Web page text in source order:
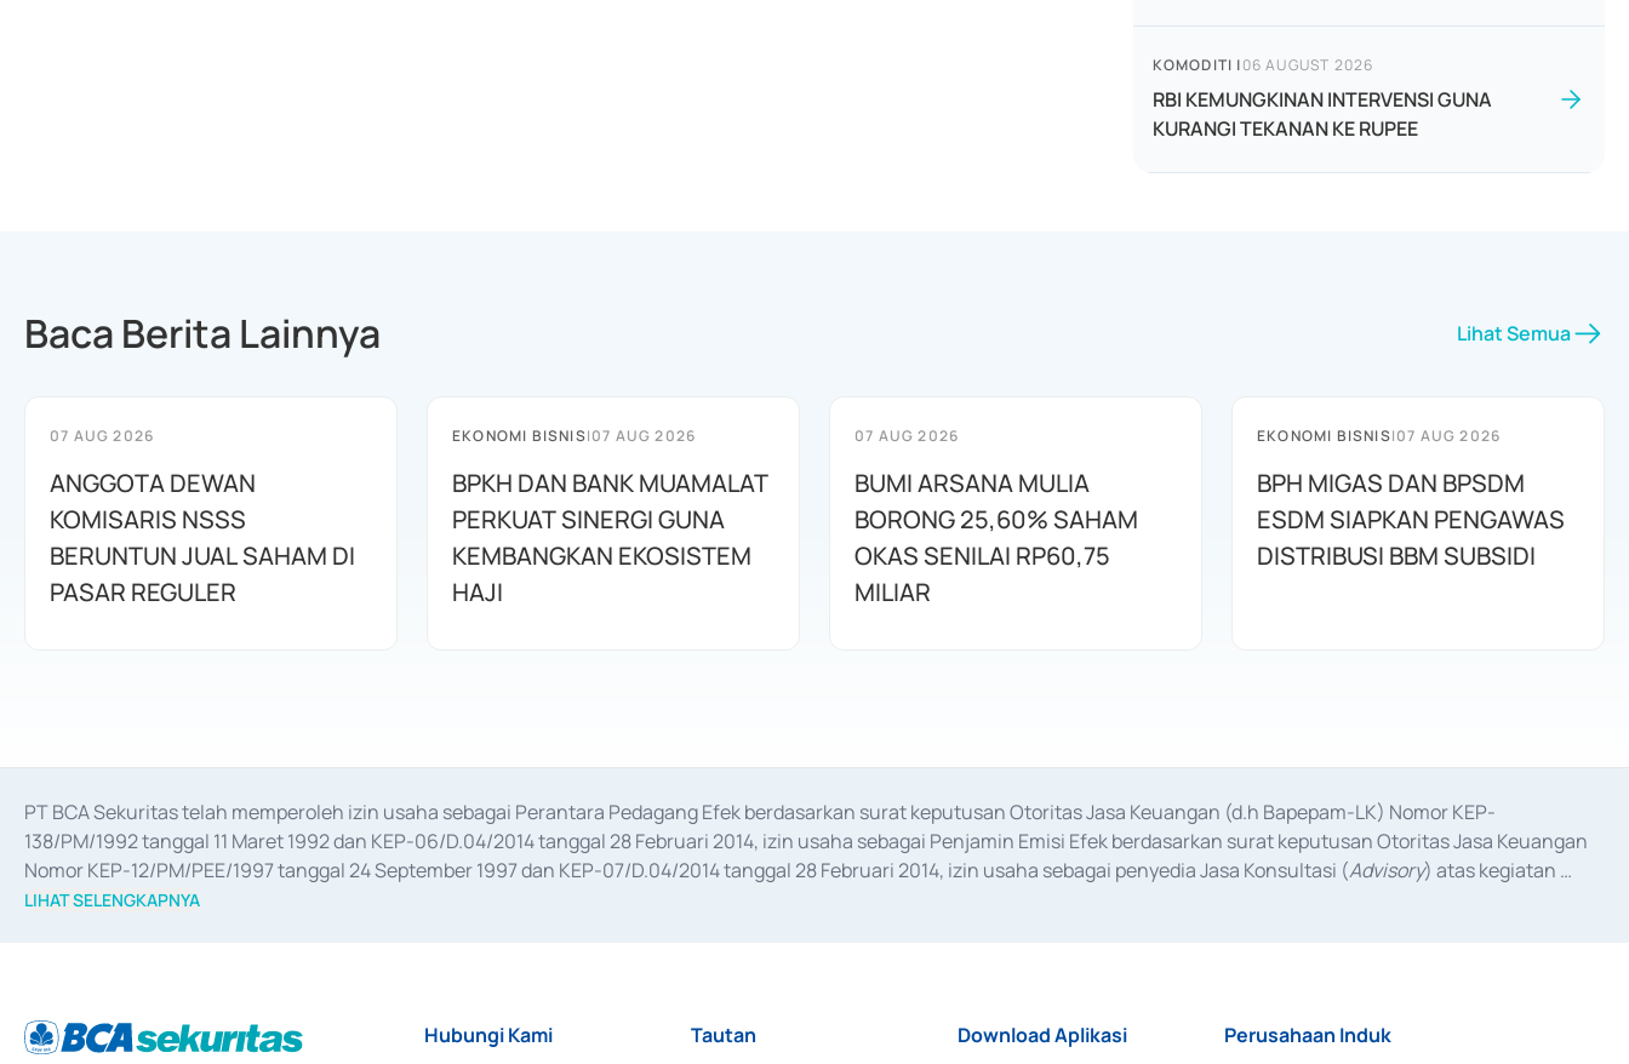
KOMODITI |06 AUGUST 2026
RBI KEMUNGKINAN INTERVENSI GUNA
KURANGI TEKANAN KE RUPEE
Baca Berita Lainnya Lihat Semua
07 AUG 2026
ANGGOTA DEWAN
KOMISARIS NSSS
BERUNTUN JUAL SAHAM DI
PASAR REGULER
EKONOMI BISNIS|07 AUG 2026
BPKH DAN BANK MUAMALAT
PERKUAT SINERGI GUNA
KEMBANGKAN EKOSISTEM
HAJI
07 AUG 2026
BUMI ARSANA MULIA
BORONG 25,60% SAHAM
OKAS SENILAI RP60,75
MILIAR
EKONOMI BISNIS|07 AUG 2026
BPH MIGAS DAN BPSDM
ESDM SIAPKAN PENGAWAS
DISTRIBUSI BBM SUBSIDI
PT BCA Sekuritas telah memperoleh izin usaha sebagai Perantara Pedagang Efek berdasarkan surat keputusan Otoritas Jasa Keuangan (d.h Bapepam-LK) Nomor KEP-
138/PM/1992 tanggal 11 Maret 1992 dan KEP-06/D.04/2014 tanggal 28 Februari 2014, izin usaha sebagai Penjamin Emisi Efek berdasarkan surat keputusan Otoritas Jasa Keuangan
Nomor KEP-12/PM/PEE/1997 tanggal 24 September 1997 dan KEP-07/D.04/2014 tanggal 28 Februari 2014, izin usaha sebagai penyedia Jasa Konsultasi (Advisory) atas kegiatan
merger, akuisisi, divestasi, dan
LIHAT SELENGKAPNYA
Hubungi Kami Tautan Download Aplikasi Perusahaan Induk